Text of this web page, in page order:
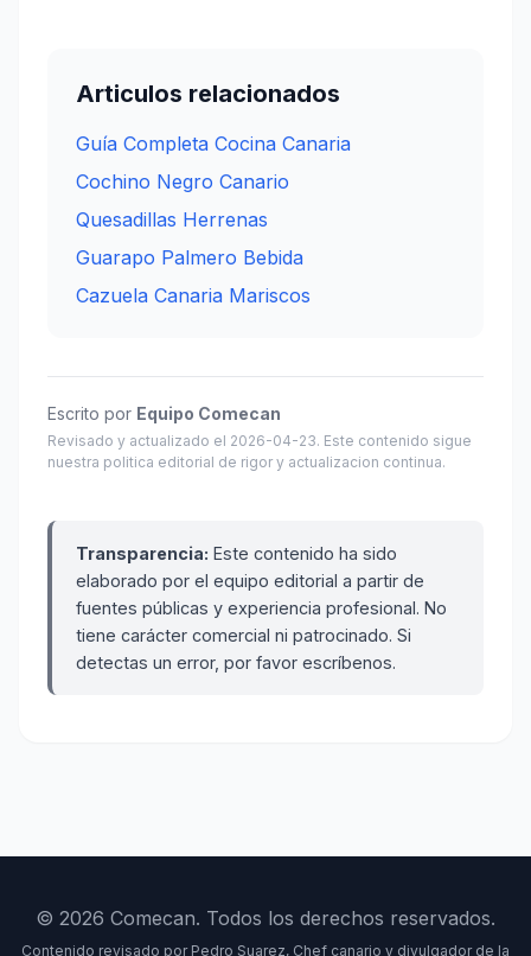
Articulos relacionados
Guía Completa Cocina Canaria
Cochino Negro Canario
Quesadillas Herrenas
Guarapo Palmero Bebida
Cazuela Canaria Mariscos
Escrito por Equipo Comecan
Revisado y actualizado el 2026-04-23. Este contenido sigue
nuestra politica editorial de rigor y actualizacion continua.
Transparencia: Este contenido ha sido
elaborado por el equipo editorial a partir de
fuentes públicas y experiencia profesional. No
tiene carácter comercial ni patrocinado. Si
detectas un error, por favor escríbenos.
© 2026 Comecan. Todos los derechos reservados.
Contenido revisado por Pedro Suarez, Chef canario y divulgador de la